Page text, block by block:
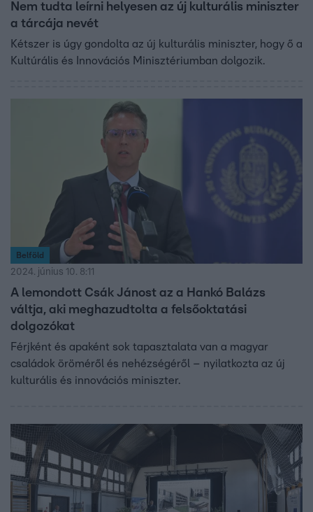
Nem tudta leírni helyesen az új kulturális miniszter
a tárcája nevét
Kétszer is úgy gondolta az új kulturális miniszter, hogy ő a
Kultúrális és Innovációs Minisztériumban dolgozik.
Belföld
2024. június 10. 8:11
A lemondott Csák Jánost az a Hankó Balázs
váltja, aki meghazudtolta a felsőoktatási
dolgozókat
Férjként és apaként sok tapasztalata van a magyar
családok öröméről és nehézségéről – nyilatkozta az új
kulturális és innovációs miniszter.